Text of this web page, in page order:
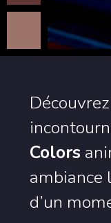
Colors
ambiance
d’un